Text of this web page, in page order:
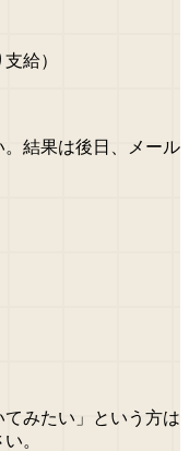
給）
結果は後日、メール
てみたい」という方は
。